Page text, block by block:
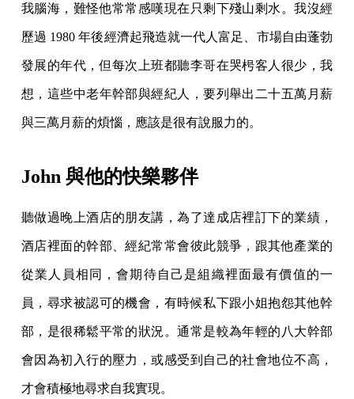
我腦海，難怪他常常感嘆現在只剩下殘山剩水。我沒經
歷過 1980 年後經濟起飛造就一代人富足、市場自由蓬勃
發展的年代，但每次上班都聽李哥在哭枵客人很少，我
想，這些中老年幹部與經紀人，要列舉出二十五萬月薪
與三萬月薪的煩惱，應該是很有說服力的。
John 與他的快樂夥伴
聽做過晚上酒店的朋友講，為了達成店裡訂下的業績，
酒店裡面的幹部、經紀常常會彼此競爭，跟其他產業的
從業人員相同，會期待自己是組織裡面最有價值的一
員，尋求被認可的機會，有時候私下跟小姐抱怨其他幹
部，是很稀鬆平常的狀況。通常是較為年輕的八大幹部
會因為初入行的壓力，或感受到自己的社會地位不高，
才會積極地尋求自我實現。